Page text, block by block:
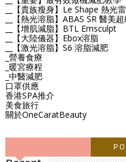
__【貴族瘦身】Le Shape 熱光
__【熱光溶脂】ABAS SR 醫美
__【增肌減脂】BTL Emsculpt
__【大陸儀器】Ebox溶脂
__【激光溶脂】S6 溶脂減肥
_營養食療
_暖宮療程
_中醫減肥
口罩供應
香港SPA推介
美食旅行
關於OneCaratBeauty